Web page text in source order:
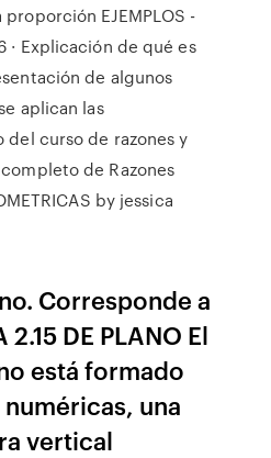
EJEMPLOS -
· Explicación de qué es
de algunos
aplican las
curso de razones y
de Razones
by jessica
Corresponde a
DE PLANO El
está formado
una
vertical